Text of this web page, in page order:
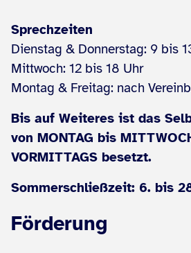
Sprechzeiten
Dienstag & Donnerstag: 9 bis
Mittwoch: 12 bis 18 Uhr
Montag & Freitag: nach
Bis auf Weiteres ist das
von MONTAG bis
VORMITTAGS besetzt.
Sommerschließzeit: 6. bis
Förderung